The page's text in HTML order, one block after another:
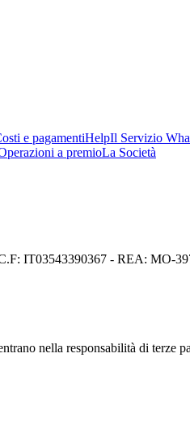
e pagamentiHelpIl Servizio
a premioLa Società
IT03543390367 - REA: MO-
nella responsabilità di terze